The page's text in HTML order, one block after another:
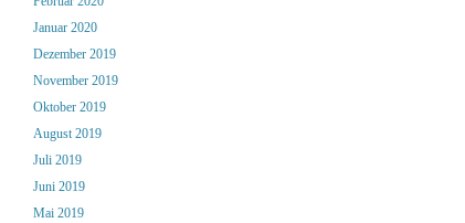
Januar 2020
Dezember 2019
November 2019
Oktober 2019
August 2019
Juli 2019
Juni 2019
Mai 2019